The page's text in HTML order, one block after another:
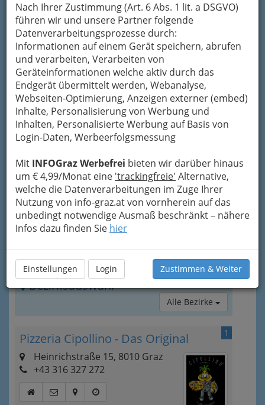
Nach Ihrer Zustimmung (Art. 6 Abs. 1 lit. a DSGVO)
führen wir und unsere Partner folgende
Datenverarbeitungsprozesse durch:
Informationen auf einem Gerät speichern, abrufen
und verarbeiten, Verarbeiten von
Geräteinformationen welche aktiv durch das
Endgerät übermittelt werden, Webanalyse,
Webseiten-Optimierung, Anzeigen externer (embed)
Inhalte, Personalisierung von Werbung und
Inhalten, Personalisierte Werbung auf Basis von
Login-Daten, Werbeerfolgsmessung
Mit INFOGraz Werbefrei bieten wir darüber hinaus
um € 4,99/Monat eine 'trackingfreie' Alternative,
welche die Datenverarbeitungen im Zuge Ihrer
Nutzung von info-graz.at von vornherein auf das
unbedingt notwendige Ausmaß beschränkt – nähere
Infos dazu finden Sie hier
Einstellungen Login Zustimmen & Weiter
Längst haben dieLokale in Uni-Nähe
ihr verstaubtes Image der Billig-
Gastronomie abgelegt.
Exzellente Küche- gut und dennoch günstig -
vereint mit lässigem und ansprechendem
Ambiente ziehen nicht nur Studenten an.
In den Restaurants des Uni-Viertels serviert man
den Gästen neben Altbewährtem auch
internationale Gerichte. Hippe Bars, Pubs und
Beisllocken mit tollen Frühstücks-, und
Menüangeboten in heimeliger Atmosphäre.
Bezirksauswahl
Alle Bezirke
1
Pizzeria Cipollino - Das Original
Heinrichstraße 15, 8010 Graz
+43 316 327 272